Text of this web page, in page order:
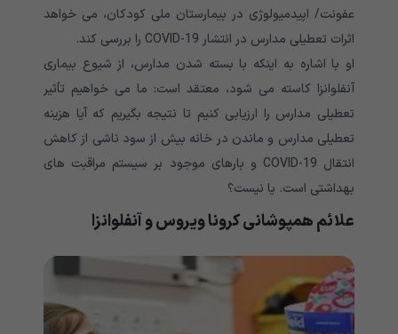
عفونت/ اپیدمیولوژی در بیمارستان ملی کودکان، می خواهد
اثرات تعطیلی مدارس در انتشار COVID-19 را بررسی کند.
او با اشاره به اینکه با بسته شدن مدارس، از شیوع بیماری
آنفلوانزا کاسته می شود، معتقد است: ما می خواهیم تأثیر
تعطیلی مدارس را ارزیابی کنیم تا نتیجه بگیریم که آیا هزینه
تعطیلی مدارس و ماندن در خانه بیش از سود ناشی از کاهش
انتقال COVID-19 و بارهای موجود بر سیستم مراقبت های
بهداشتی است. یا نیست؟
علائم همپوشانیکرونا ویروس و آنفلوانزا